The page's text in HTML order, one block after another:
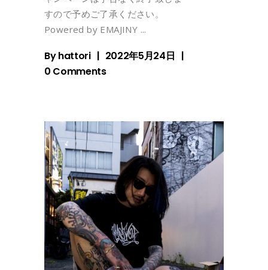
すので予めご了承ください。
Powered by EMAJINY
Byhattori
2022年5月24日
0 Comments